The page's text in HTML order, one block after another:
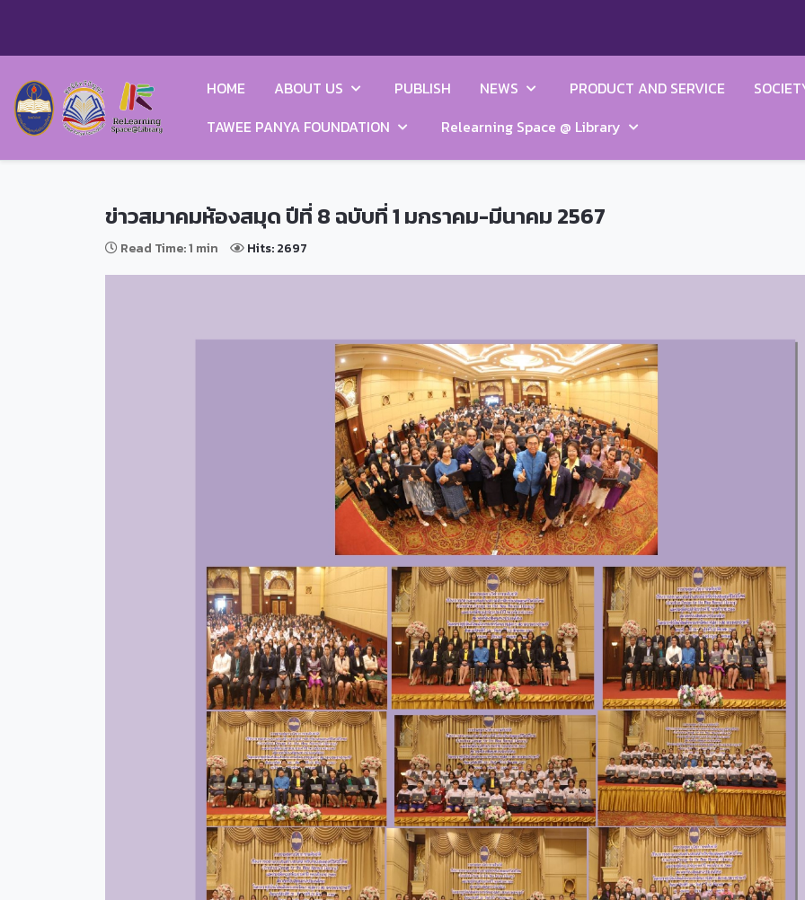
HOME ABOUT US PUBLISH NEWS PRODUCT AND SERVICE
TAWEE PANYA FOUNDATION
Relearning Space @ Library
ข่าวสมาคมห้องสมุด ปีที่ 8 ฉบับที่ 1 มกราคม-มีนาคม 2567
Read Time: 1 min Hits: 2697